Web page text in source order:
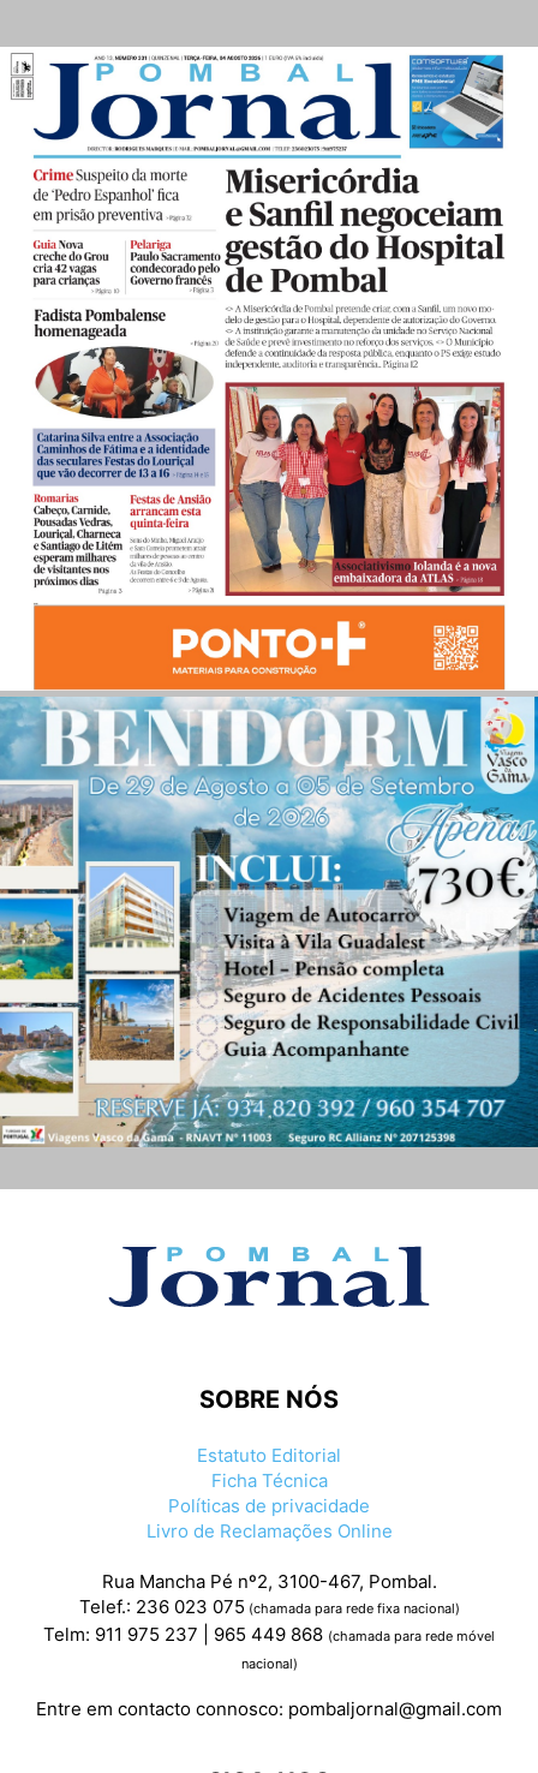
SOBRE NÓS
Estatuto Editorial
Ficha Técnica
Políticas de privacidade
Livro de Reclamações Online
Rua Mancha Pé nº2, 3100-467, Pombal.
Telef.: 236 023 075 (chamada para rede fixa nacional)
Telm: 911 975 237 | 965 449 868 (chamada para rede móvel
nacional)
Entre em contacto connosco: pombaljornal@gmail.com